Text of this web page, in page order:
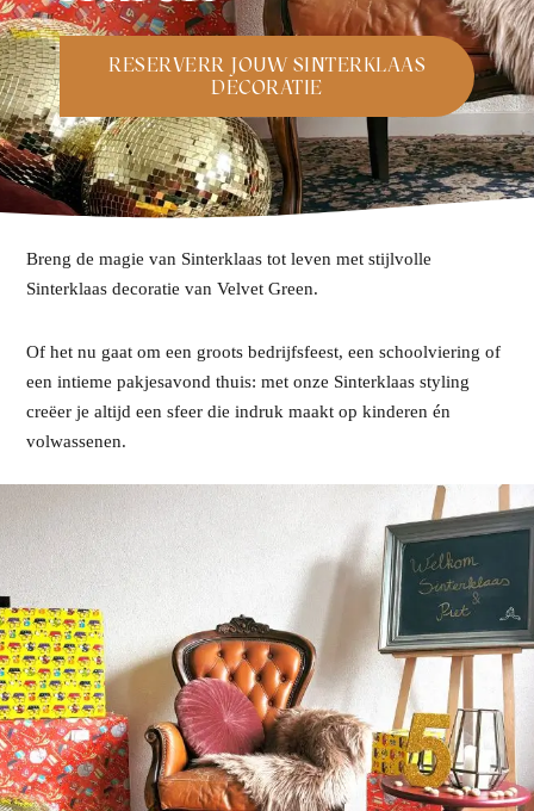
RESERVERR JOUW SINTERKLAAS
DECORATIE
Breng de magie van Sinterklaas tot leven met stijlvolle
Sinterklaas decoratie van Velvet Green.
Of het nu gaat om een groots bedrijfsfeest, een schoolviering of
een intieme pakjesavond thuis: met onze Sinterklaas styling
creëer je altijd een sfeer die indruk maakt op kinderen én
volwassenen.
& sweettable
& bijzettafels
deco
decoratie
items